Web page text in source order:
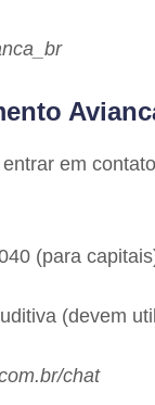
em
(para
(devem
chat